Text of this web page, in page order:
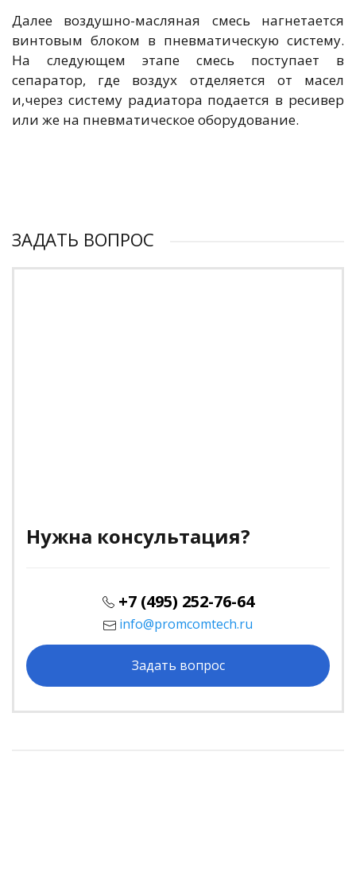
Далее воздушно-масляная смесь нагнетается
винтовым блоком в пневматическую систему.
На следующем этапе смесь поступает в
сепаратор, где воздух отделяется от масел
и,через систему радиатора подается в ресивер
или же на пневматическое оборудование.
ЗАДАТЬ ВОПРОС
Нужна консультация?
+7 (495) 252-76-64
info@promcomtech.ru
Задать вопрос